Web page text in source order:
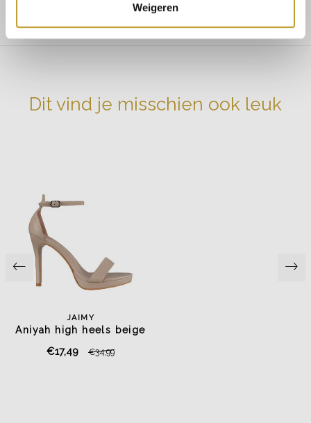
Weigeren
Dit vind je misschien ook leuk
JAIMY
Aniyah high heels beige
€17,49 €34,99